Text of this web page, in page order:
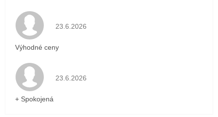
Hodnocení obchodu je 5 z 5 hvězdiček.
23.6.2026
Výhodné ceny
Hodnocení obchodu je 5 z 5 hvězdiček.
23.6.2026
+ Spokojená